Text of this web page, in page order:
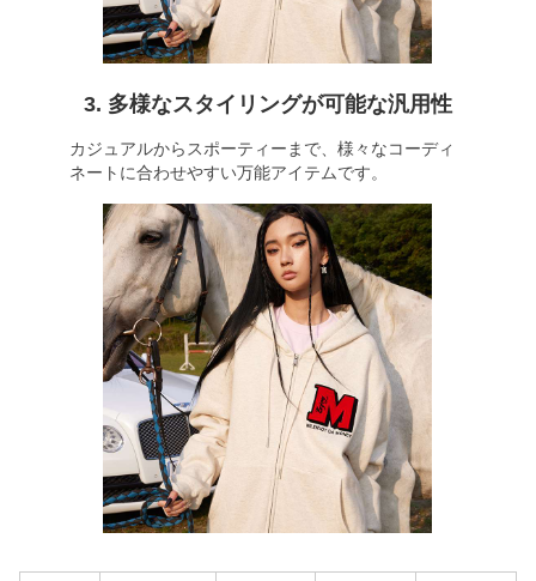
3. 多様なスタイリングが可能な汎用性
カジュアルからスポーティーまで、様々なコーディ
ネートに合わせやすい万能アイテムです。